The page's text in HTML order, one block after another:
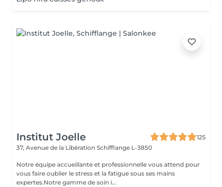
Institut Joelle
125
37, Avenue de la Libération Schifflange L-3850
Notre équipe accueillante et professionnelle vous attend pour
vous faire oublier le stress et la fatigue sous ses mains
expertes.Notre gamme de soin i...